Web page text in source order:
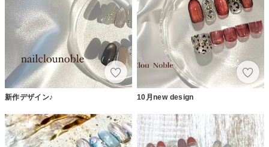
新作デザイン♪ 10月new design